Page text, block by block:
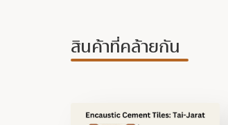
สินค้าที่คล้ายกัน